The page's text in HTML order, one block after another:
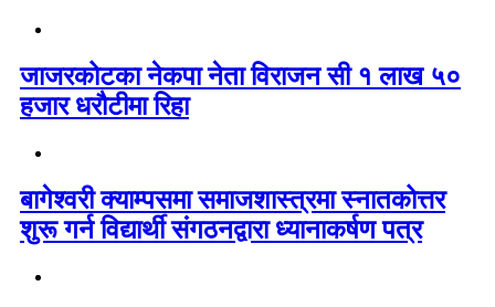
जाजरकोटका नेकपा नेता विराजन सी १ लाख ५०
हजार धरौटीमा रिहा
बागेश्वरी क्याम्पसमा समाजशास्त्रमा स्नातकोत्तर
शुरू गर्न विद्यार्थी संगठनद्वारा ध्यानाकर्षण पत्र